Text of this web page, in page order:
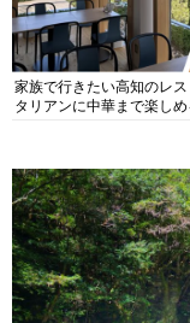
家族で行きたい高知のレ
タリアンに中華まで楽しめ